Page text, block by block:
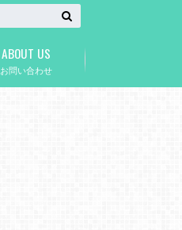
お問い合わせ
ABOUT US